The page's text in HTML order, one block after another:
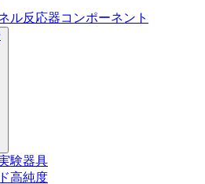
ル反応器コンポーネント
験器具
高純度